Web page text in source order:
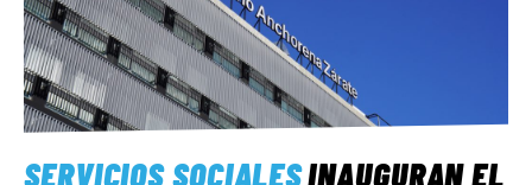
SERVICIOS SOCIALESINAUGURAN EL